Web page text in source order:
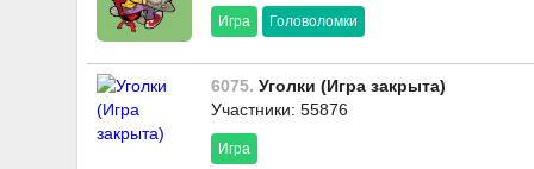
Игра Головоломки
6075. Уголки (Игра закрыта)
Участники: 55876
Игра